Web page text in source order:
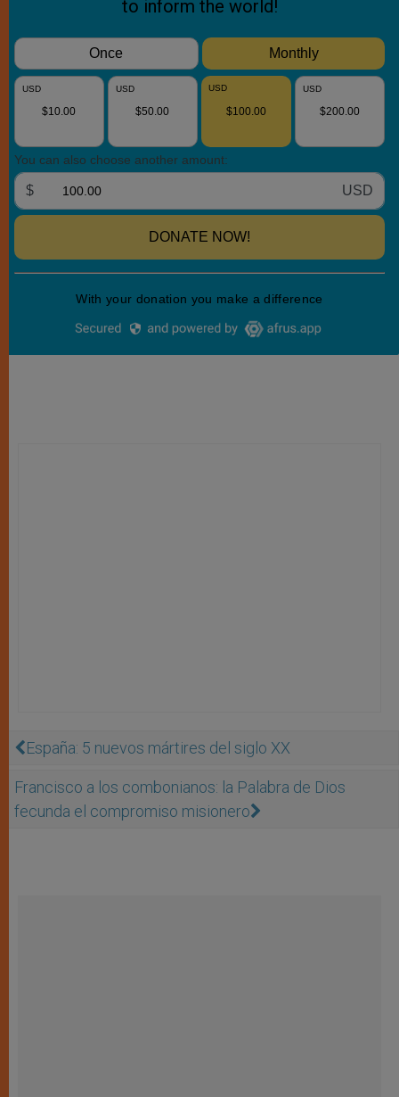
España: 5 nuevos mártires del siglo XX
Francisco a los combonianos: la Palabra de Dios
fecunda el compromiso misionero